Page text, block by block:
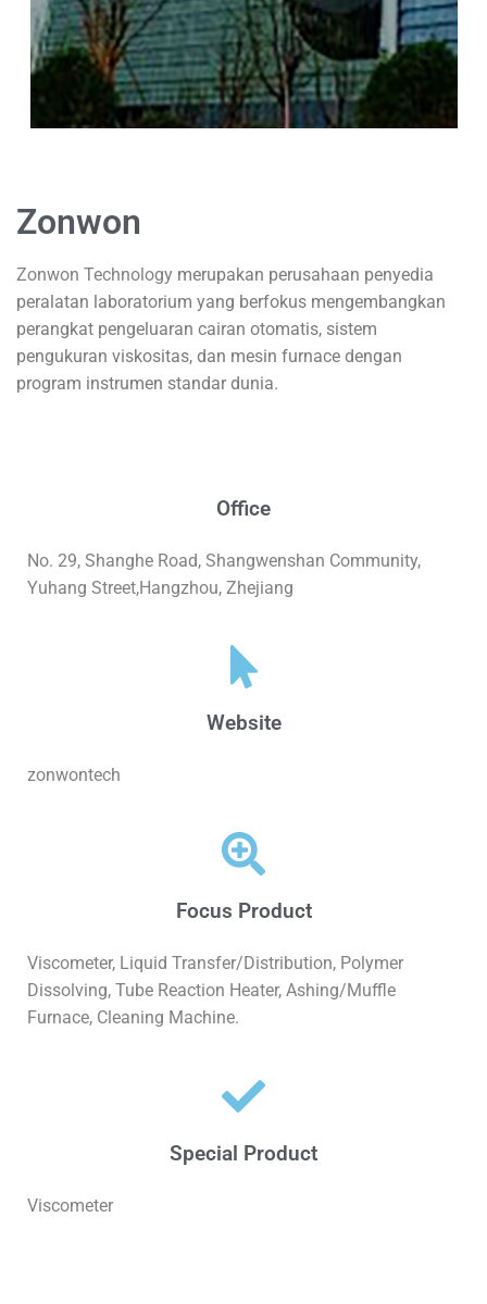
Zonwon
Zonwon Technology merupakan perusahaan penyedia
peralatan laboratorium yang berfokus mengembangkan
perangkat pengeluaran cairan otomatis, sistem
pengukuran viskositas, dan mesin furnace dengan
program instrumen standar dunia.
Office
No. 29, Shanghe Road, Shangwenshan Community,
Yuhang Street,Hangzhou, Zhejiang
Website
zonwontech
Focus Product
Viscometer, Liquid Transfer/Distribution, Polymer
Dissolving, Tube Reaction Heater, Ashing/Muffle
Furnace, Cleaning Machine.
Special Product
Viscometer